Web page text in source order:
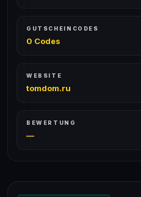
GUTSCHEINCODES
0 Codes
WEBSITE
tomdom.ru
BEWERTUNG
—